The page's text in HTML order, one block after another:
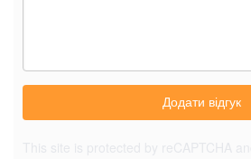
Додати відгук